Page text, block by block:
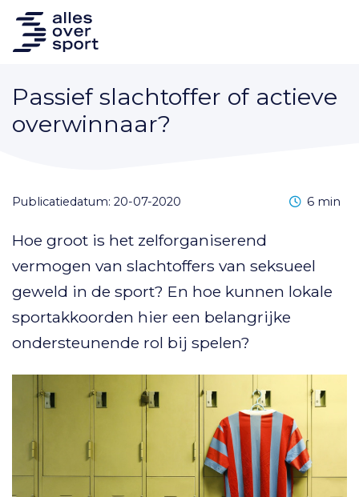
Passief slachtoffer of actieve
overwinnaar?
Publicatiedatum: 20-07-2020 Leestijd
6 min
Hoe groot is het zelforganiserend
vermogen van slachtoffers van seksueel
geweld in de sport? En hoe kunnen lokale
sportakkoorden hier een belangrijke
ondersteunende rol bij spelen?